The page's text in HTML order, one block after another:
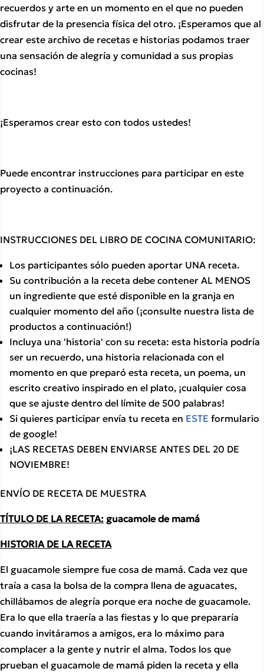
recuerdos y arte en un momento en el que no pueden
disfrutar de la presencia física del otro. ¡Esperamos que al
crear este archivo de recetas e historias podamos traer
una sensación de alegría y comunidad a sus propias
cocinas!
¡Esperamos crear esto con todos ustedes!
Puede encontrar instrucciones para participar en este
proyecto a continuación.
INSTRUCCIONES DEL LIBRO DE COCINA COMUNITARIO:
Los participantes sólo pueden aportar UNA receta.
Su contribución a la receta debe contener AL MENOS
un ingrediente que esté disponible en la granja en
cualquier momento del año (¡consulte nuestra lista de
productos a continuación!)
Incluya una 'historia' con su receta: esta historia podría
ser un recuerdo, una historia relacionada con el
momento en que preparó esta receta, un poema, un
escrito creativo inspirado en el plato, ¡cualquier cosa
que se ajuste dentro del límite de 500 palabras!
Si quieres participar envía tu receta en ESTE formulario
de google!
¡LAS RECETAS DEBEN ENVIARSE ANTES DEL 20 DE
NOVIEMBRE!
ENVÍO DE RECETA DE MUESTRA
TÍTULO DE LA RECETA: guacamole de mamá
HISTORIA DE LA RECETA
El guacamole siempre fue cosa de mamá. Cada vez que
traía a casa la bolsa de la compra llena de aguacates,
chillábamos de alegría porque era noche de guacamole.
Era lo que ella traería a las fiestas y lo que prepararía
cuando invitáramos a amigos, era lo máximo para
complacer a la gente y nutrir el alma. Todos los que
prueban el guacamole de mamá piden la receta y ella